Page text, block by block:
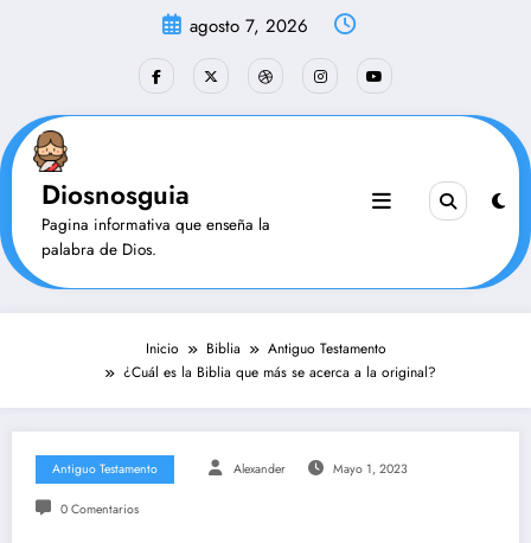
agosto 7, 2026
Diosnosguia
Pagina informativa que enseña la
palabra de Dios.
Inicio Biblia
Antiguo Testamento
¿Cuál es la Biblia que más se acerca a la original?
Antiguo Testamento Alexander Mayo 1, 2023
0 Comentarios